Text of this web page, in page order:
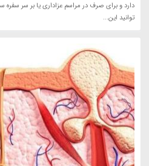
دارد و برای صرف در مراسم عزاداری یا بر سر
توانید این...